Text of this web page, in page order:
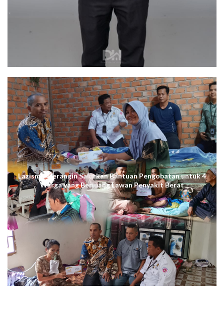
Lazismu Merangin Salurkan Bantuan Pengobatan untuk 4
Warga yang Berjuang Lawan Penyakit Berat